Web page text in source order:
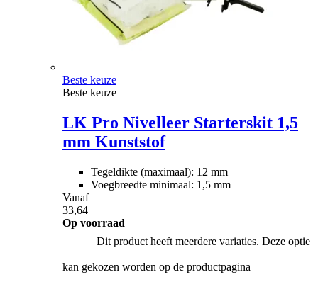
Beste keuze
Beste keuze
LK Pro Nivelleer Starterskit 1,5
mm Kunststof
Tegeldikte (maximaal): 12 mm
Voegbreedte minimaal: 1,5 mm
Vanaf
33,64
Op voorraad
Dit product heeft meerdere variaties. Deze optie
kan gekozen worden op de productpagina